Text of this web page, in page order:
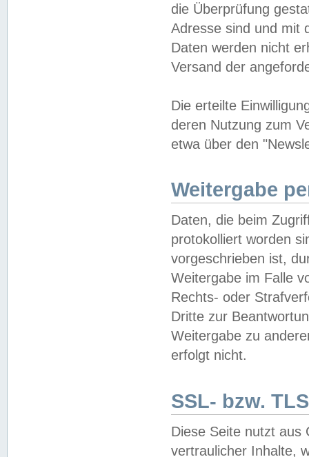
die Überprüfung
Adresse sind und mit
Daten werden nicht
Versand der
Die erteilte
deren Nutzung zum
etwa über den
Weitergabe
Daten, die beim
protokolliert worden
vorgeschrieben ist,
Weitergabe im Falle
Rechts- oder
Dritte zur
Weitergabe zu
erfolgt nicht.
SSL- bzw.
Diese Seite nutzt aus
vertraulicher Inhalte,